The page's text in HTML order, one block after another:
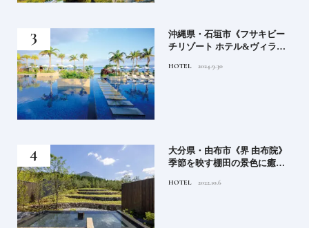
沖縄県・石垣市《フサキビー
チリゾート ホテル&ヴィラ
でゆるりと島時間を楽しむ
HOTEL 2024.9.30
大分県・由布市《界 由布院》
季節を映す棚田の景色に癒さ
HOTEL 2022.10.6